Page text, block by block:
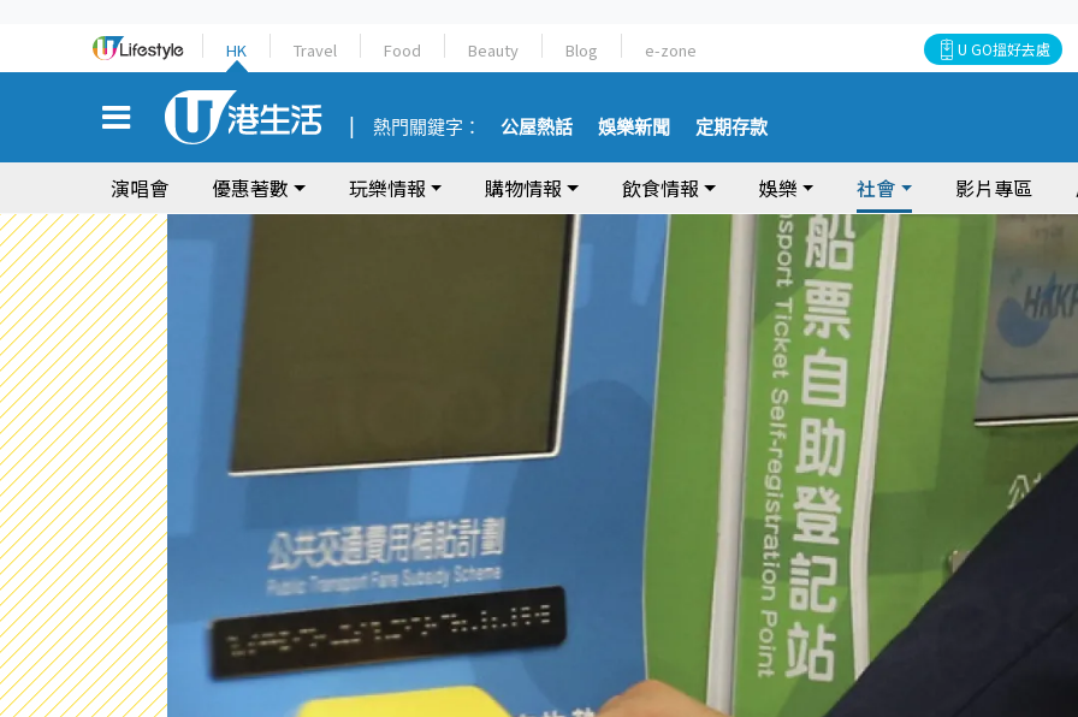
HK Travel Food Beauty Blog e-zone U GO搵好去處
熱門關鍵字： 公屋熱話 娛樂新聞 定期存款
演唱會 優惠著數 玩樂情報 購物情報 飲食情報 娛樂 社會 影片專區